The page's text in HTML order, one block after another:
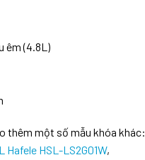
êm (4.8L)
thêm một số mẫu khóa khác:
Hafele HSL-LS2G01W,